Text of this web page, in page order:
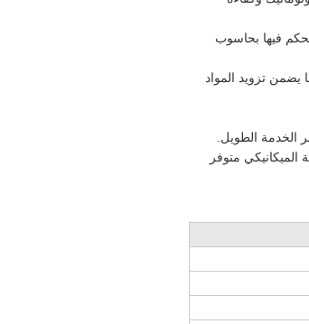
فيها بحاسوب
يضمن تزويد المواد
متوفر